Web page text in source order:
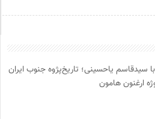
سیدقاسم یاحسینی؛ تاریخ‌پژوه جنوب ایران
ارغنون هامون